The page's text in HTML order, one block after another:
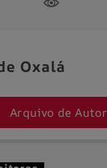
Oxalá
Arquivo de Autor